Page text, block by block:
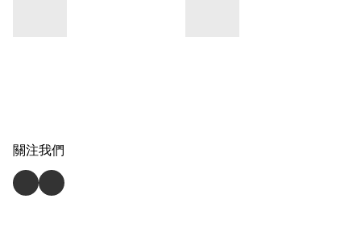
關注我們